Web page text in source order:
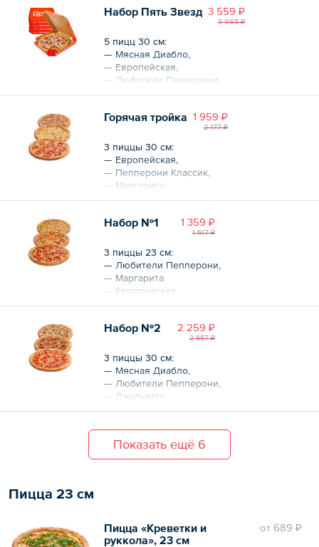
— Американа Фреш,
Общий вес – 4102 г
3 559 ₽
3 965 ₽
Набор Пять Звезд
5 пицц 30 см:
— Мясная Диабло,
— Европейская,
— Любители Пепперони,
— Американа Фреш,
1 959 ₽
2 177 ₽
Горячая тройка
3 пиццы 30 см:
— Европейская,
— Пепперони Классик,
— Маргарита.
1 359 ₽
1 517 ₽
Набор №1
3 пиццы 23 см:
— Любители Пепперони,
— Маргарита
— Европейская.
2 259 ₽
2 557 ₽
Набор №2
3 пиццы 30 см:
— Мясная Диабло,
— Любители Пепперони,
— Джульетта.
Показать ещё 6
Пицца 23 см
oт 689 ₽
Пицца «Креветки и
руккола», 23 см